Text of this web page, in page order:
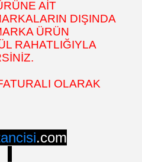
AİT
DIŞINDA
ÜRÜN
RAHATLIĞIYLA
OLARAK
.com